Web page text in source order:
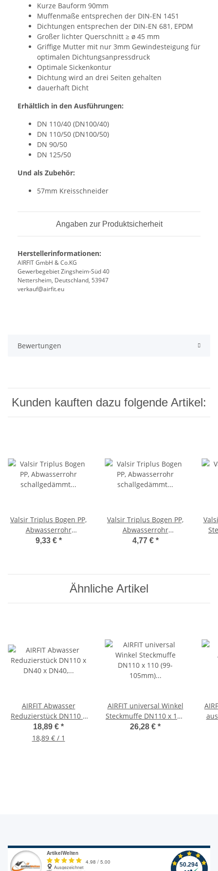
Kurze Bauform 90mm
Muffenmaße entsprechen der DIN-EN 1451
Dichtungen entsprechen der DIN-EN 681, EPDM
Großer lichter Querschnitt ≥ ø 45 mm
Griffige Mutter mit nur 3mm Gewindesteigung für
optimalen Dichtungsanpressdruck
Optimale Sickenkontur
Dichtung wird an drei Seiten gehalten
dauerhaft Dicht
Erhältlich in den Ausführungen:
DN 110/40 (DN100/40)
DN 110/50 (DN100/50)
DN 90/50
DN 125/50
Und als Zubehör:
57mm Kreisschneider
Angaben zur Produktsicherheit
Herstellerinformationen:
AIRFIT GmbH & Co.KG
Gewerbegebiet Zingsheim-Süd 40
Nettersheim, Deutschland, 53947
verkauf@airfit.eu
Bewertungen
Kunden kauften dazu folgende Artikel:
Valsir Triplus Bogen PP,
Abwasserrohr
schallgedämmt HTB,
9,33 € *
Valsir Triplus Bogen PP,
Abwasserrohr
schallgedämmt HTB,
4,77 € *
Ähnliche Artikel
AIRFIT Abwasser
Reduzierstück DN110 x
DN40 x DN40,
Doppelreduzierung
18,89 € *
18,89 € / 1
AIRFIT universal Winkel
Steckmuffe DN110 x 110
(99-105mm) für HT-
26,28 € *